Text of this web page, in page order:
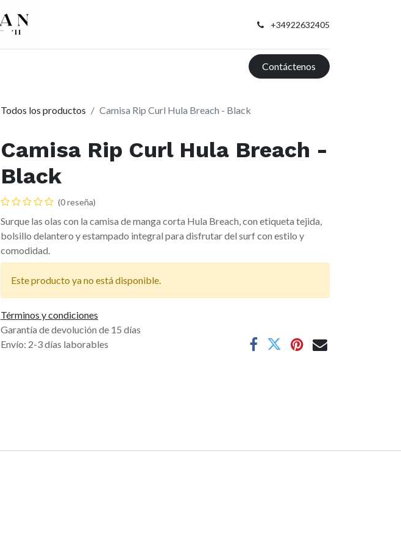
+34922632405
Contáctenos
Todos los productos Camisa Rip Curl Hula Breach - Black
Camisa Rip Curl Hula Breach -
Black
(0 reseña)
Surque las olas con la camisa de manga corta Hula Breach, con etiqueta tejida,
bolsillo delantero y estampado integral para disfrutar del surf con estilo y
comodidad.
Este producto ya no está disponible.
Términos y condiciones
Garantía de devolución de 15 días
Envío: 2-3 días laborables